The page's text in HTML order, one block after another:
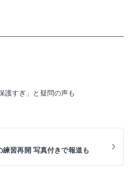
護すぎ」と疑問の声も
習再開 写真付きで報道も